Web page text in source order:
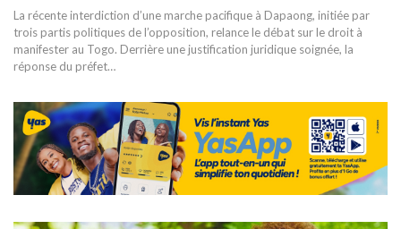
La récente interdiction d’une marche pacifique à Dapaong, initiée par
trois partis politiques de l’opposition, relance le débat sur le droit à
manifester au Togo. Derrière une justification juridique soignée, la
réponse du préfet…